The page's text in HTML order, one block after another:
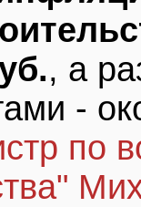
, а
-
по